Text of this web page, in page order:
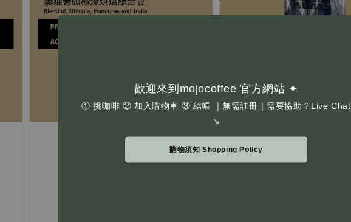
歡迎來到mojocoffee 官方網站 ✦
① 挑咖啡 ② 加入購物車 ③ 結帳 ｜無需註冊｜需要協助？Live Chat
↘
購物須知 Shopping Policy